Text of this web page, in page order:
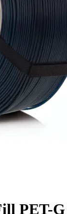
PET-G